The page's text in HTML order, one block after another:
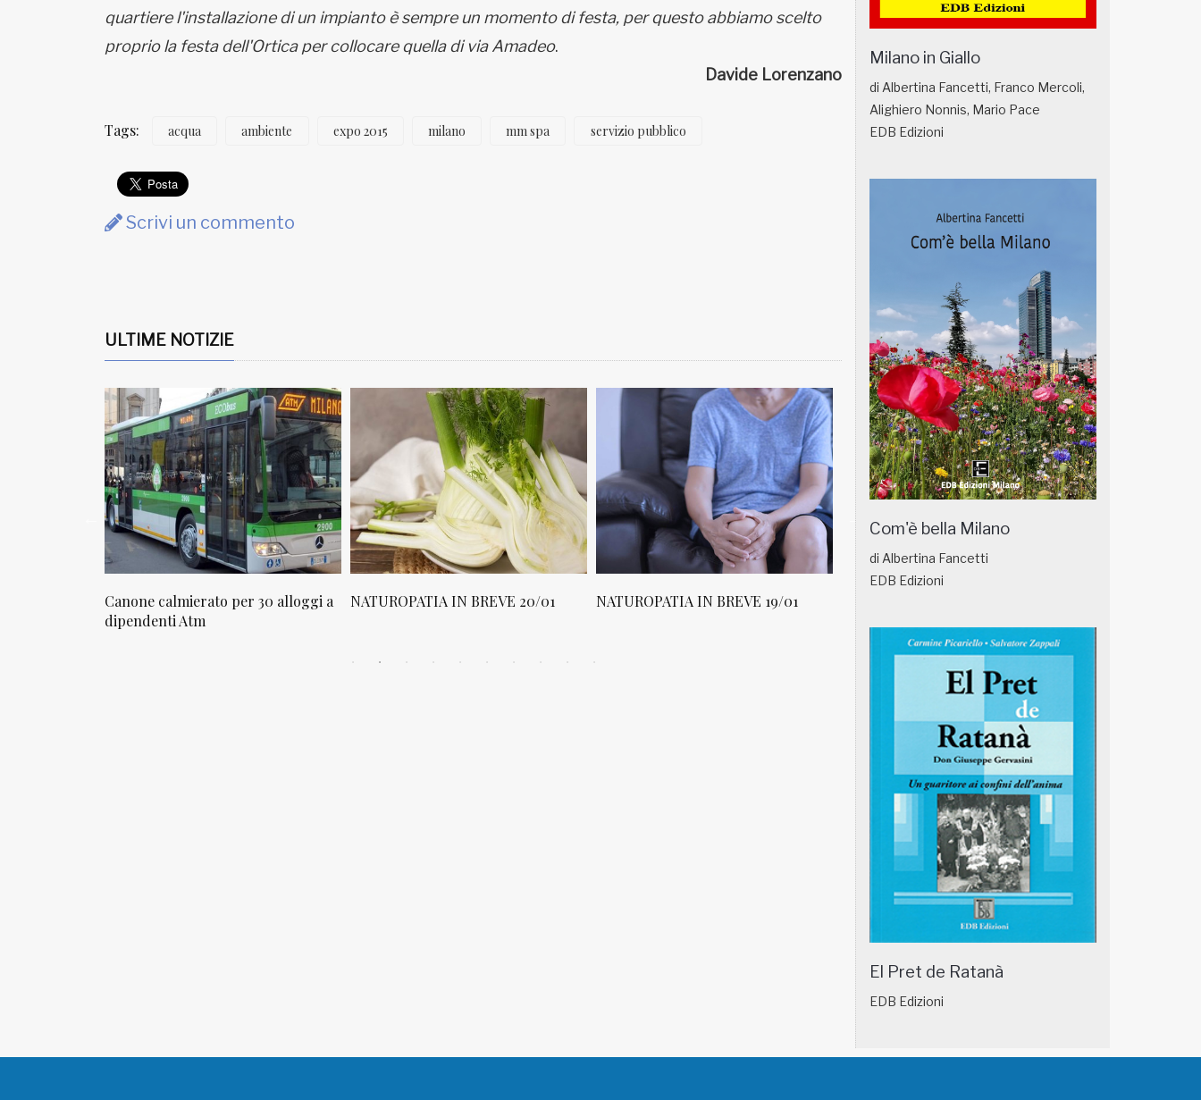
quartiere l'installazione di un impianto è sempre un momento di festa, per questo abbiamo scelto
proprio la festa dell'Ortica per collocare quella di via Amadeo.
Davide Lorenzano
Tags: acqua ambiente expo 2015 milano mm spa servizio pubblico
Scrivi un commento
ULTIME NOTIZIE
Canone calmierato per 30 alloggi a
dipendenti Atm
NATUROPATIA IN BREVE 20/01 NATUROPATIA IN BREVE 19/01 NATUROPATIA IN BREVE 18/01
Milano in Giallo
di Albertina Fancetti, Franco Mercoli,
Alighiero Nonnis, Mario Pace
EDB Edizioni
Com'è bella Milano
di Albertina Fancetti
EDB Edizioni
El Pret de Ratanà
EDB Edizioni